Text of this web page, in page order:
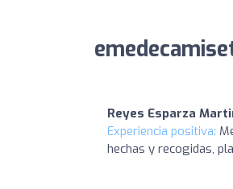
Reyes Esparza
Experiencia positiva:
hechas y recogidas,